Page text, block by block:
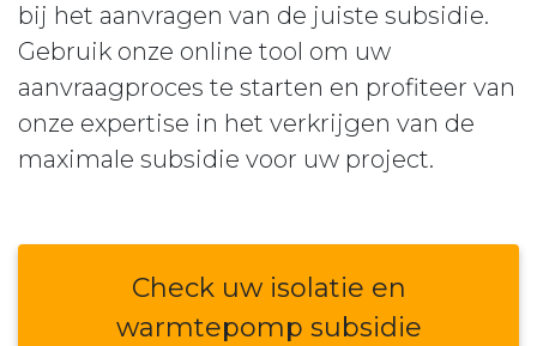
bij het aanvragen van de juiste subsidie.
Gebruik onze online tool om uw
aanvraagproces te starten en profiteer van
onze expertise in het verkrijgen van de
maximale subsidie voor uw project.
Check uw isolatie en
warmtepomp subsidie